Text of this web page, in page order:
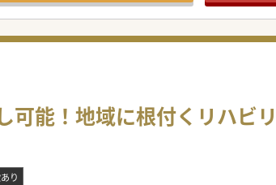
可能！地域に根付くリハビ
り